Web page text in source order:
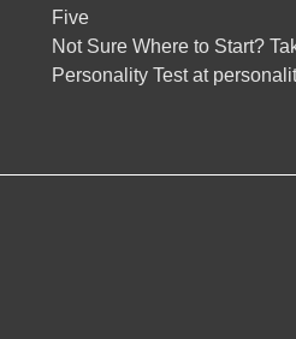
Five
Not Sure Where to Start?
Personality Test at